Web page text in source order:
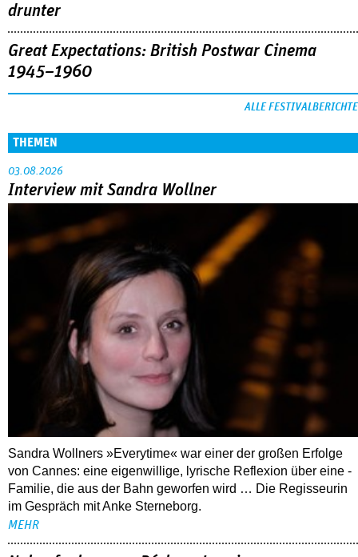
drunter
Great Expectations: British Postwar Cinema
1945–1960
ALLE FESTIVALBERICHTE
THEMEN
03.08.2026
Interview mit Sandra Wollner
Sandra Wollners »Everytime« war einer der großen Erfolge
von Cannes: eine eigenwillige, lyrische Reflexion über eine ­
Familie, die aus der Bahn geworfen wird … Die Regisseurin
im Gespräch mit Anke Sterneborg.
MEHR